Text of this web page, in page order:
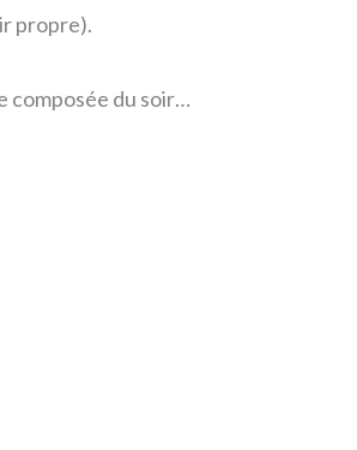
propre).
composée du soir…